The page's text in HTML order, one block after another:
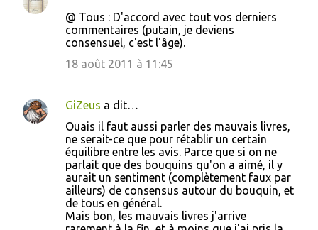
@ Tous : D'accord avec tout vos derniers
commentaires (putain, je deviens
consensuel, c'est l'âge).
18 août 2011 à 11:45
GiZeus a dit…
Ouais il faut aussi parler des mauvais livres,
ne serait-ce que pour rétablir un certain
équilibre entre les avis. Parce que si on ne
parlait que des bouquins qu'on a aimé, il y
aurait un sentiment (complètement faux par
ailleurs) de consensus autour du bouquin, et
de tous en général.
Mais bon, les mauvais livres j'arrive